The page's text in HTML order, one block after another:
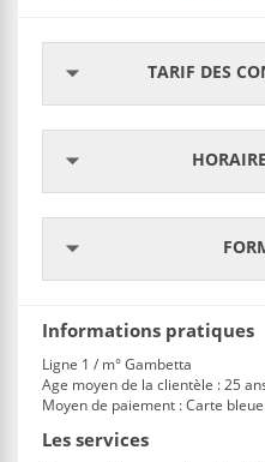
TARIF DES
Informations pratiques
Ligne 1 / m° Gambetta
Age moyen de la clientèle : 25
Moyen de paiement : Carte
Les services